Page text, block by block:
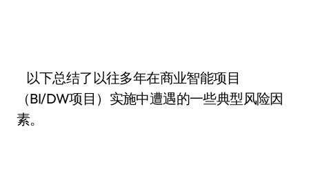
以下总结了以往多年在商业智能项目
（BI/DW项目）实施中遭遇的一些典型风险因
素。